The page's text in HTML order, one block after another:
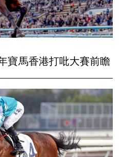
寶馬香港打吡大賽前瞻